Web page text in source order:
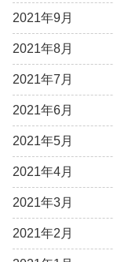
2021年9月
2021年8月
2021年7月
2021年6月
2021年5月
2021年4月
2021年3月
2021年2月